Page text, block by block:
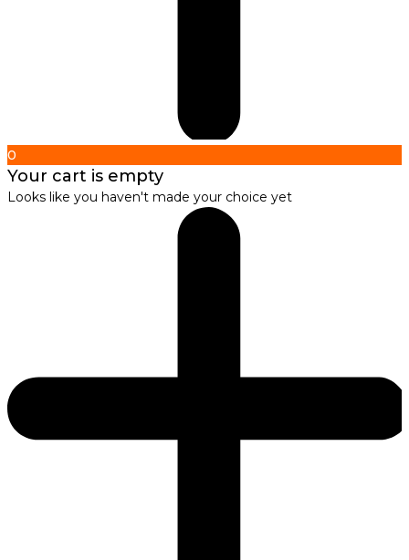
0
Your cart is empty
Looks like you haven't made your choice yet